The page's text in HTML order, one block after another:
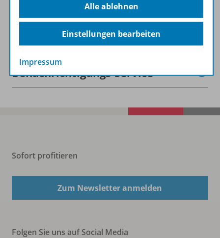
Zugehörige Produkte
Benachrichtigungs-Service
Sofort profitieren
Zum Newsletter anmelden
Folgen Sie uns auf Social Media
Alle ablehnen
Einstellungen bearbeiten
Impressum